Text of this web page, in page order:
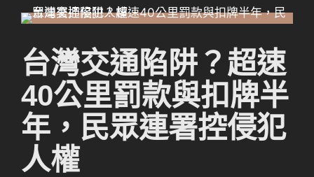
台灣交通陷阱？超速
40公里罰款與扣牌半
年，民眾連署控侵犯
人權